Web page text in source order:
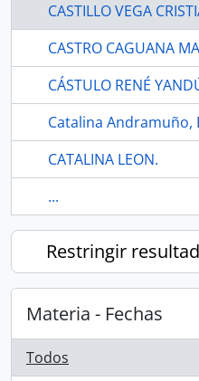
CASTILLO VEGA
CÁSTULO RENÉ
CATALINA LEON.
...
Restringir
Materia - Fechas
Todos